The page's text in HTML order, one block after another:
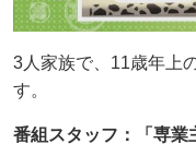
3人家族で、11歳年上
す。
番組スタッフ：「専業